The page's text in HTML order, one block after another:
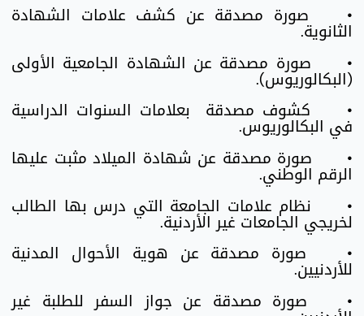
•
صورة مصدقة عن كشف علامات الشهادة
الثانوية.
•
صورة مصدقة عن الشهادة الجامعية الأولى
(البكالوريوس).
•
كشوف مصدقة بعلامات السنوات الدراسية
في البكالوريوس.
•
صورة مصدقة عن شهادة الميلاد مثبت عليها
الرقم الوطني.
•
نظام علامات الجامعة التي درس بها الطالب
لخريجي الجامعات غير الأردنية.
•
صورة مصدقة عن هوية الأحوال المدنية
للأردنيين.
•
صورة مصدقة عن جواز السفر للطلبة غير